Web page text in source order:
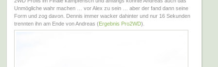
Unmögliche wahr machen … vor Alex zu sein … aber der fand dann seine
Form und zog davon. Dennis immer wacker dahinter und nur 16 Sekunden
trennten ihn am Ende von Andreas (Ergebnis Pro2WD).